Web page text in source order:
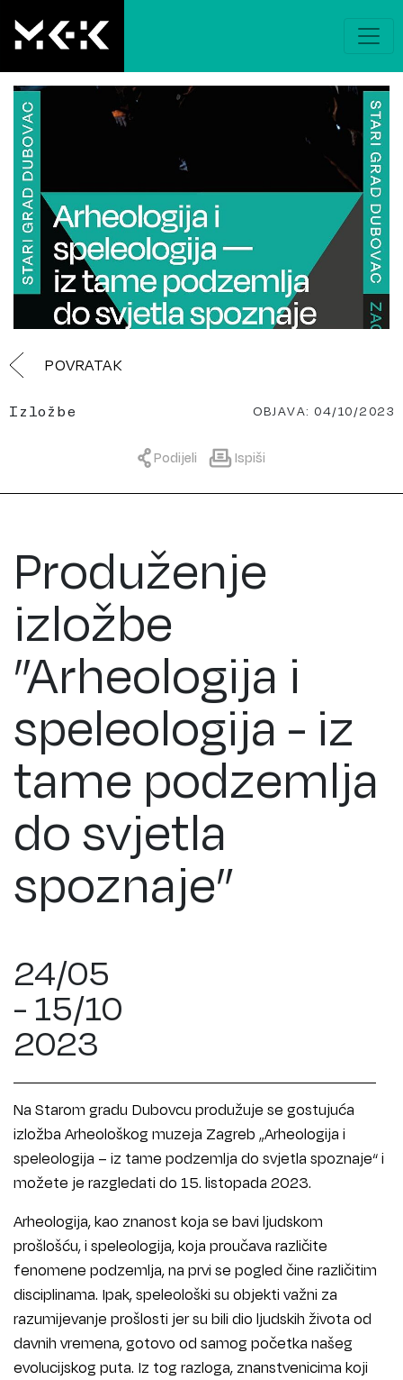
POVRATAK
Izložbe OBJAVA: 04/10/2023
Podijeli Ispiši
Produženje
izložbe
”Arheologija i
speleologija - iz
tame podzemlja
do svjetla
spoznaje”
24/05
- 15/10
2023
Na Starom gradu Dubovcu produžuje se gostujuća
izložba Arheološkog muzeja Zagreb „Arheologija i
speleologija – iz tame podzemlja do svjetla spoznaje“ i
možete je razgledati do 15. listopada 2023.
Arheologija, kao znanost koja se bavi ljudskom
prošlošću, i speleologija, koja proučava različite
fenomene podzemlja, na prvi se pogled čine različitim
disciplinama. Ipak, speleološki su objekti važni za
razumijevanje prošlosti jer su bili dio ljudskih života od
davnih vremena, gotovo od samog početka našeg
evolucijskog puta. Iz tog razloga, znanstvenicima koji